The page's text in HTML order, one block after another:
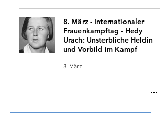
8. März - Internationaler
Frauenkampftag - Hedy
Urach: Unsterbliche Heldin
und Vorbild im Kampf
8. März